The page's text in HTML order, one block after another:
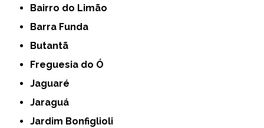
Bairro do Limão
Barra Funda
Butantã
Freguesia do Ó
Jaguaré
Jaraguá
Jardim Bonfiglioli